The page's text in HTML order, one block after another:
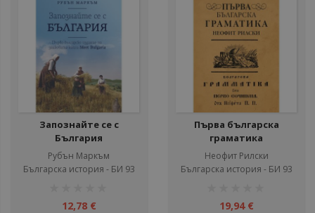
Запознайте се с
България
Рубън Маркъм
Българска история - БИ 93
12,78 €
Първа българска
граматика
Неофит Рилски
Българска история - БИ 93
19,94 €